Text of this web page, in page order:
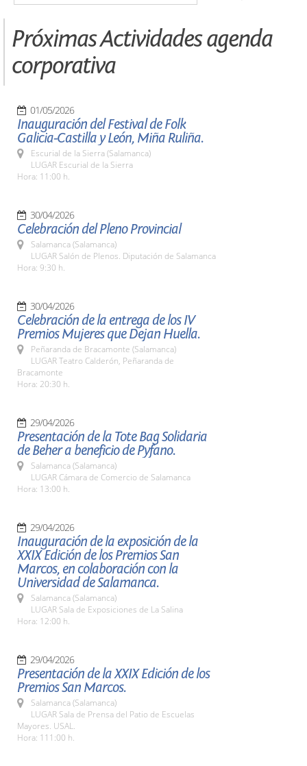
Próximas Actividades agenda
corporativa
01/05/2026
Inauguración del Festival de Folk
Galicia-Castilla y León, Miña Ruliña.
Escurial de la Sierra (Salamanca)
LUGAR Escurial de la Sierra
Hora: 11:00 h.
30/04/2026
Celebración del Pleno Provincial
Salamanca (Salamanca)
LUGAR Salón de Plenos. Diputación de Salamanca
Hora: 9:30 h.
30/04/2026
Celebración de la entrega de los IV
Premios Mujeres que Dejan Huella.
Peñaranda de Bracamonte (Salamanca)
LUGAR Teatro Calderón, Peñaranda de
Bracamonte
Hora: 20:30 h.
29/04/2026
Presentación de la Tote Bag Solidaria
de Beher a beneficio de Pyfano.
Salamanca (Salamanca)
LUGAR Cámara de Comercio de Salamanca
Hora: 13:00 h.
29/04/2026
Inauguración de la exposición de la
XXIX Edición de los Premios San
Marcos, en colaboración con la
Universidad de Salamanca.
Salamanca (Salamanca)
LUGAR Sala de Exposiciones de La Salina
Hora: 12:00 h.
29/04/2026
Presentación de la XXIX Edición de los
Premios San Marcos.
Salamanca (Salamanca)
LUGAR Sala de Prensa del Patio de Escuelas
Mayores. USAL.
Hora: 111:00 h.